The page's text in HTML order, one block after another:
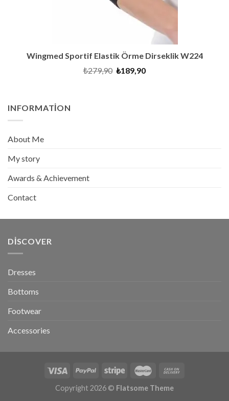
Wingmed Sportif Elastik Örme Dirseklik W224
₺279,90 Orijinal
₺189,90Şu
INFORMATION
About Me
My story
Awards & Achievement
Contact
DISCOVER
Dresses
Bottoms
Footwear
Accessories
Copyright 2026 © Flatsome Theme